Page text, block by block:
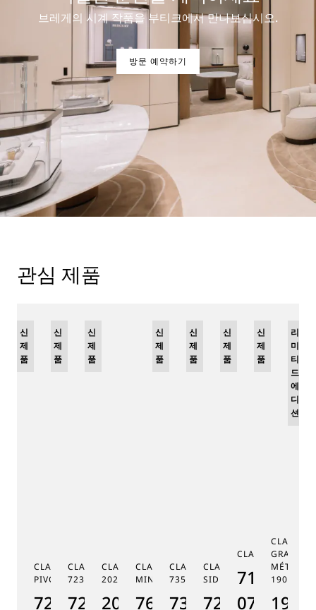
브레게의 시계 작품을 부티크에서 만나보십시오.
방문 예약하기
관심 제품
CLASSIQUE RÉGULATEUR À
PIVOT MAGNÉTIQUE 7225
7225BH/0H/9V6
신
제
품
CLASSIQUE PHASE DE LUNE
7235
7235BH/0H/9V6
신
제
품
CLASSIQUE SOUSCRIPTION
2025
2025BH/28/9W6
신
제
품
CLASSIQUE RÉPÉTITION
MINUTES 7637
7637BB/2Y/9ZU
CLASSIQUE TOURBILLON
7357
7357BH/1H/386
신
제
품
CLASSIQUE
SIDÉRAL 7255
7255PT/2N/
신
제
품
CLASSIQUE 7185
7185BH/
07
신
제
품
GRANDE
MÉTIERS
1905
신
제
품
리
미
티
드
에
디
션